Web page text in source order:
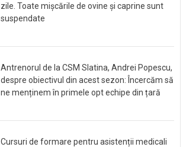
zile. Toate mișcările de ovine și caprine sunt
suspendate
Antrenorul de la CSM Slatina, Andrei Popescu,
despre obiectivul din acest sezon: Încercăm să
ne menținem în primele opt echipe din țară
Cursuri de formare pentru asistenții medicali